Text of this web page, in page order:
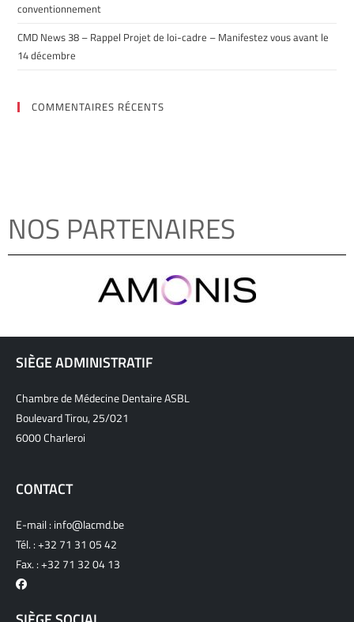
conventionnement
CMD News 38 – Rappel Projet de loi-cadre – Manifestez vous avant le
14 décembre
COMMENTAIRES RÉCENTS
NOS PARTENAIRES
SIÈGE ADMINISTRATIF
Chambre de Médecine Dentaire ASBL
Boulevard Tirou, 25/021
6000 Charleroi
CONTACT
E-mail : info@lacmd.be
Tél. :+32 71 31 05 42
Fax. : +32 71 32 04 13